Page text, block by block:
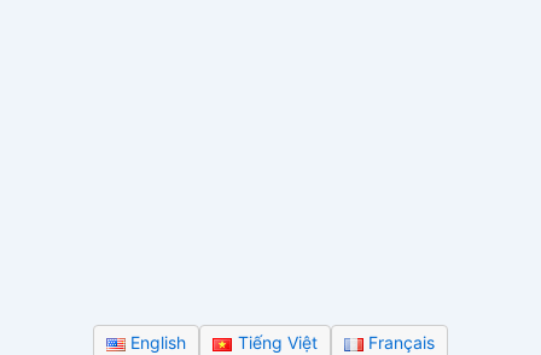
English Tiếng Việt Français